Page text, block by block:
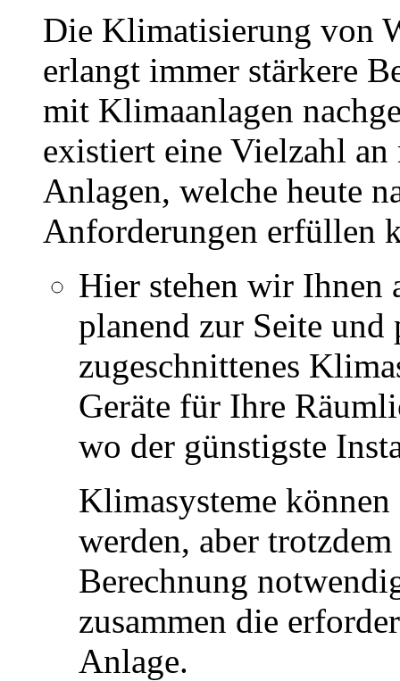
Die Klimatisierung von
erlangt immer stärkere
mit Klimaanlagen
existiert eine Vielzahl
Anlagen, welche heute
Anforderungen erfüllen
Hier stehen wir Ihnen
planend zur Seite und
zugeschnittenes
Geräte für Ihre
wo der günstigste
Klimasysteme
werden, aber
Berechnung
zusammen die
Anlage.